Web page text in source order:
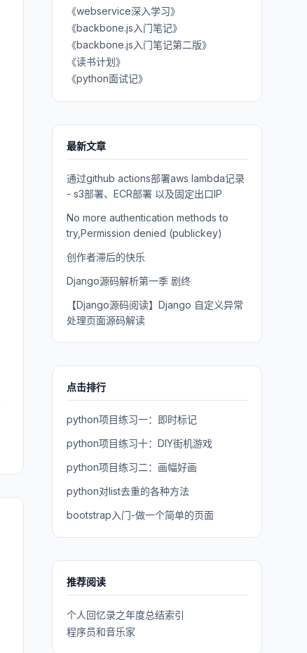
《webservice深入学习》
《backbone.js入门笔记》
《backbone.js入门笔记第二版》
《读书计划》
《python面试记》
最新文章
通过github actions部署aws lambda记录
- s3部署、ECR部署 以及固定出口IP
No more authentication methods to
try,Permission denied (publickey)
创作者滞后的快乐
Django源码解析第一季 剧终
【Django源码阅读】Django 自定义异常
处理页面源码解读
点击排行
python项目练习一：即时标记
python项目练习十：DIY街机游戏
python项目练习二：画幅好画
python对list去重的各种方法
bootstrap入门-做一个简单的页面
推荐阅读
个人回忆录之年度总结索引
程序员和音乐家